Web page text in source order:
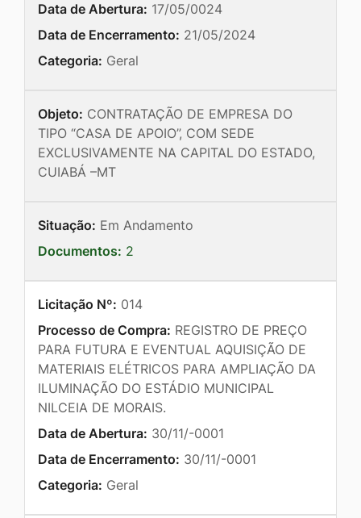
Data de Abertura: 17/05/0024
Data de Encerramento: 21/05/2024
Categoria: Geral
Objeto: CONTRATAÇÃO DE EMPRESA DO
TIPO “CASA DE APOIO”, COM SEDE
EXCLUSIVAMENTE NA CAPITAL DO ESTADO,
CUIABÁ –MT
Situação: Em Andamento
Documentos: 2
Licitação Nº: 014
Processo de Compra: REGISTRO DE PREÇO
PARA FUTURA E EVENTUAL AQUISIÇÃO DE
MATERIAIS ELÉTRICOS PARA AMPLIAÇÃO DA
ILUMINAÇÃO DO ESTÁDIO MUNICIPAL
NILCEIA DE MORAIS.
Data de Abertura: 30/11/-0001
Data de Encerramento: 30/11/-0001
Categoria: Geral